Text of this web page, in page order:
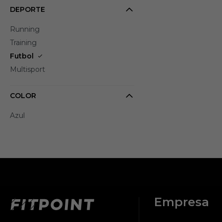
DEPORTE
Running
Training
Futbol
Multisport
COLOR
Azul
Empresa